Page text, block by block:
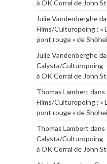
à OK Corral de John
Julie Vandenberghe
Films/Culturopoing : «
pont rouge » de
Julie Vandenberghe
Calysta/Culturopoing
à OK Corral de John
Thomas Lambert dans
Films/Culturopoing : «
pont rouge » de
Thomas Lambert dans
Calysta/Culturopoing
à OK Corral de John